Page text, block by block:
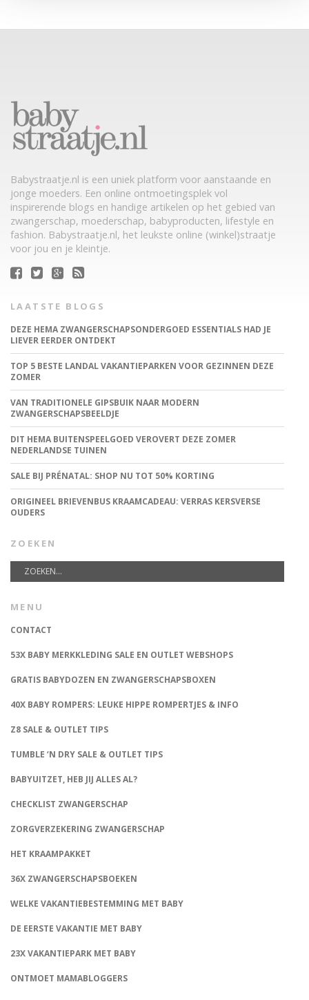
Babystraatje.nl is een uniek platform voor aanstaande en
jonge moeders. Een online ontmoetingsplek vol
inspirerende blogs en handige artikelen op het gebied van
zwangerschap, moederschap, babyproducten, lifestyle en
fashion. Babystraatje.nl, het leukste online (winkel)straatje
voor jou en je kleintje.
LAATSTE BLOGS
DEZE HEMA ZWANGERSCHAPSONDERGOED ESSENTIALS HAD JE
LIEVER EERDER ONTDEKT
TOP 5 BESTE LANDAL VAKANTIEPARKEN VOOR GEZINNEN DEZE
ZOMER
VAN TRADITIONELE GIPSBUIK NAAR MODERN
ZWANGERSCHAPSBEELDJE
DIT HEMA BUITENSPEELGOED VEROVERT DEZE ZOMER
NEDERLANDSE TUINEN
SALE BIJ PRÉNATAL: SHOP NU TOT 50% KORTING
ORIGINEEL BRIEVENBUS KRAAMCADEAU: VERRAS KERSVERSE
OUDERS
ZOEKEN
MENU
CONTACT
53X BABY MERKKLEDING SALE EN OUTLET WEBSHOPS
GRATIS BABYDOZEN EN ZWANGERSCHAPSBOXEN
40X BABY ROMPERS: LEUKE HIPPE ROMPERTJES & INFO
Z8 SALE & OUTLET TIPS
TUMBLE ‘N DRY SALE & OUTLET TIPS
BABYUITZET, HEB JIJ ALLES AL?
CHECKLIST ZWANGERSCHAP
ZORGVERZEKERING ZWANGERSCHAP
HET KRAAMPAKKET
36X ZWANGERSCHAPSBOEKEN
WELKE VAKANTIEBESTEMMING MET BABY
DE EERSTE VAKANTIE MET BABY
23X VAKANTIEPARK MET BABY
ONTMOET MAMABLOGGERS